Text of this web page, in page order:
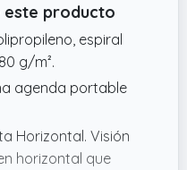
este producto
espiral
g/m².
agenda portable
Horizontal. Visión
horizontal que